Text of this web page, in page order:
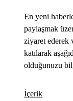
En yeni
paylaşmak
ziyaret ederek
katılarak
olduğunuzu
İçerik